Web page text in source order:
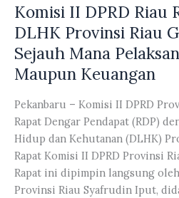
Rapat
Paripurna
Bersempena
Hari
Jadi
Inhil
Ke-
58
Tahun
2023
Komisi II DPRD Riau
DLHK Provinsi Riau
Sejauh Mana
Maupun Keuangan
Pekanbaru – Komisi II DPRD
Rapat Dengar Pendapat (RDP)
Hidup dan Kehutanan (DLHK)
Rapat Komisi II DPRD Provinsi
Rapat ini dipimpin langsung
Provinsi Riau Syafrudin Iput,